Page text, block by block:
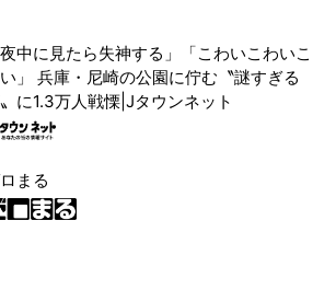
夜中に見たら失神する」「こわいこわいこ
」 兵庫・尼崎の公園に佇む〝謎すぎる
に1.3万人戦慄|Jタウンネット
まる